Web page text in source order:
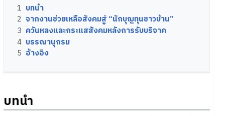
1 บทนำ
2 จากงานช่วยเหลือสังคมสู่ “นักบุญทุนชาวบ้าน”
3 ควันหลงและกระแสสังคมหลังการรับบริจาค
4 บรรณานุกรม
5 อ้างอิง
บทนำ